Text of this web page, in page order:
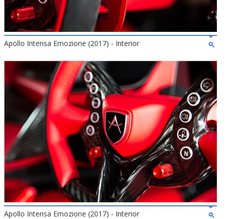
Apollo Intensa Emozione (2017) - Interior
Apollo Intensa Emozione (2017) - Interior